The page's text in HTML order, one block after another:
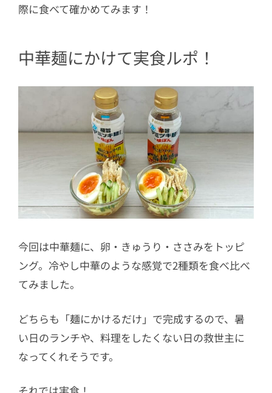
際に食べて確かめてみます！
中華麺にかけて実食ルポ！
今回は中華麺に、卵・きゅうり・ささみをトッピ
ング。冷やし中華のような感覚で2種類を食べ比べ
てみました。
どちらも「麺にかけるだけ」で完成するので、暑
い日のランチや、料理をしたくない日の救世主に
なってくれそうです。